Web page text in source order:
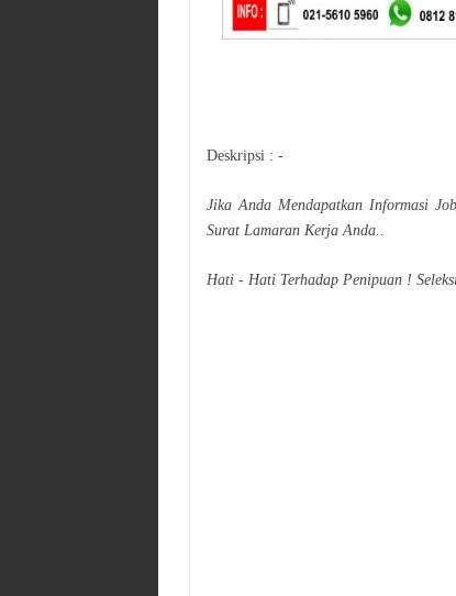
Deskripsi : -
Jika Anda Mendapatkan Informasi
Surat Lamaran Kerja Anda..
Hati - Hati Terhadap Penipuan !